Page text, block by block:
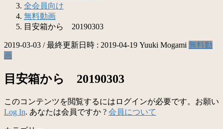
全会員向け
無料動画
目安箱から 20190303
2019-03-03 / 最終更新日時 : 2019-04-19 Yuuki Mogami 無料動
画
目安箱から 20190303
このコンテンツを閲覧するにはログインが必要です。お願い
Log In. あなたは会員ですか ? 会員について